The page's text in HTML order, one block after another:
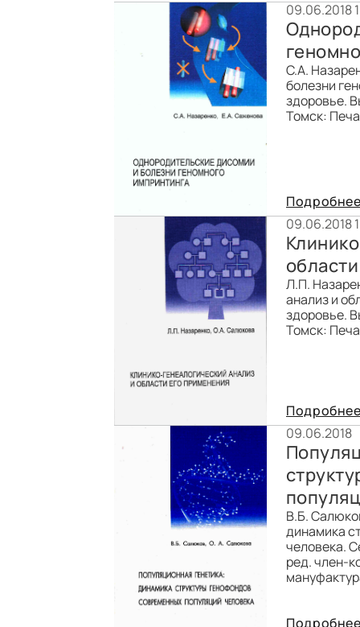
09.06.2018
С.А.
болезни
здоровье.
Томск:
09.06.2018
Л.П.
анализ и
здоровье.
Томск:
09.06.2018
В.Б.
динамика
человека.
ред. член-